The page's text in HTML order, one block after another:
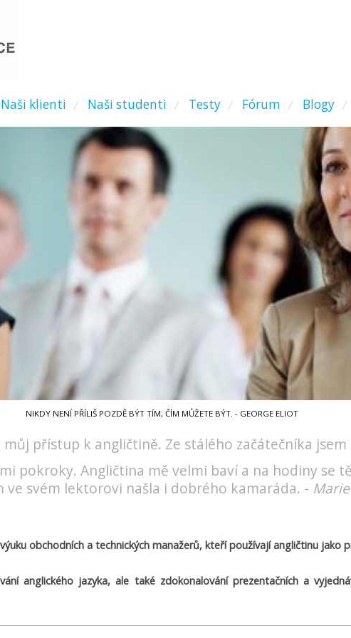
Naši klienti Naši studenti Testy Fórum Blogy
NIKDY NENÍ PŘÍLIŠ POZDĚ BÝT TÍM, ČÍM MŮŽETE BÝT. - GEORGE ELIOT
můj přístup k angličtině. Ze stálého začátečníka
pokroky. Angličtina mě velmi baví a na hodiny se
ve svém lektorovi našla i dobrého kamaráda. -
obchodních a technických manažerů, kteří používají angličtinu jako
anglického jazyka, ale také zdokonalování prezentačních a